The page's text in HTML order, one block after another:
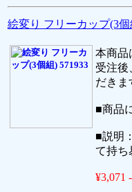
絵変り フリーカップ(3個
本商品
受注後
だきま
■商品
■説明
て持ち
¥3,071 -